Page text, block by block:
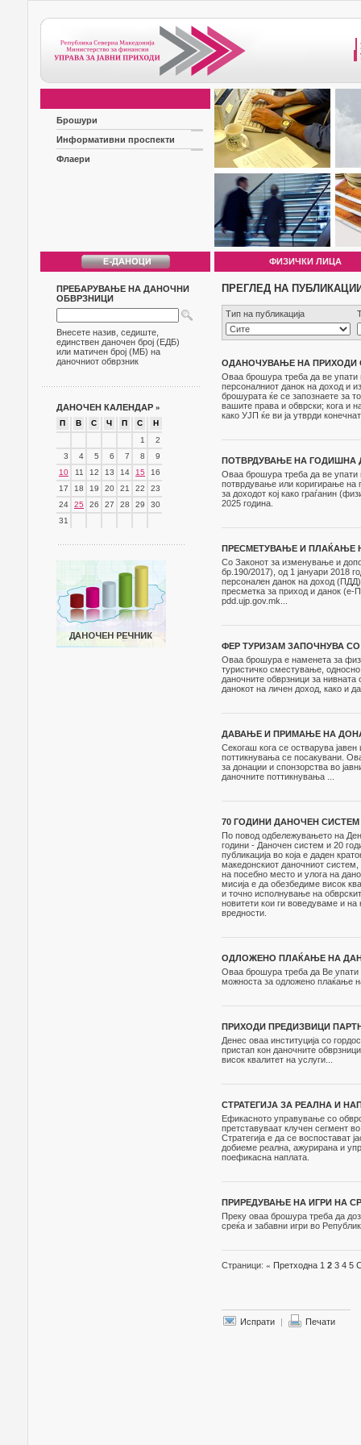
Брошури
Информативни проспекти
Флаери
ФИЗИЧКИ ЛИЦА
ПРЕБАРУВАЊЕ НА ДАНОЧНИ
ОБВРЗНИЦИ
Внесете назив, седиште,
единствен даночен број (ЕДБ)
или матичен број (МБ) на
даночниот обврзник
ДАНОЧЕН КАЛЕНДАР »
П В С Ч П С
Н
1
2
3
4 5 6 7 8
9
10
11 12 13 14 15
16
17
18 19 20 21 22
23
24
25 26 27 28 29
30
31
ПРЕГЛЕД НА
Тип на публикација
ОДАНОЧУВАЊЕ НА ПРИХОДИ
Оваа брошура треба да ве упати
персоналниот данок на доход и
брошурата ќе се запознаете за
вашите права и обврски; кога и
како УЈП ќе ви ја утврди
ПОТВРДУВАЊЕ НА ГОДИШНА
Оваа брошура треба да ве упати
потврдување или коригирање на
за доходот коj како граѓанин
2025 година.
ПРЕСМЕТУВАЊЕ И ПЛАЌАЊЕ
Со Законот за изменување и
бр.190/2017), од 1 јануари 2018
персонален данок на доход
пресметка за приход и данок (е-
pdd.ujp.gov.mk...
ФЕР ТУРИЗАМ ЗАПОЧНУВА
Оваа брошура е наменета за
туристичко сместување,
даночните обврзници за
данокот на личен доход, како и
ДАВАЊЕ И ПРИМАЊЕ НА
Секогаш кога се остварува
поттикнувања се посакувани.
за донации и спонзорства во
даночните поттикнувања ...
70 ГОДИНИ ДАНОЧЕН
По повод одбележувањето на
години - Даночен систем и 20
публикација во која е даден
македонскиот даночниот
на посебно место и улога на
мисија е да обезбедиме висок
и точно исполнување на
новитети кои ги воведуваме и
вредности.
ОДЛОЖЕНО ПЛАЌАЊЕ НА
Оваа брошура треба да Ве упати
можноста за одложено плаќање
ПРИХОДИ ПРЕДИЗВИЦИ
Денес оваа институција со
пристап кон даночните
висок квалитет на услуги...
СТРАТЕГИЈА ЗА РЕАЛНА И
Ефикасното управување со
претставуваат клучен сегмент
Стратегија е да се воспостават
добиеме реална, ажурирана и
поефикасна наплата.
ПРИРЕДУВАЊЕ НА ИГРИ НА
Преку оваа брошура треба да
среќа и забавни игри во
Страници: « Претходна 1 2 3 4 5
Испрати | Печати